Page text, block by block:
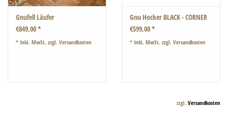
Gnufell Läufer
€849,00 *
* Inkl. MwSt. zzgl. Versandkosten
Gnu Hocker BLACK - CORNER
€599,00 *
* Inkl. MwSt. zzgl. Versandkosten
zzgl. Versandkosten